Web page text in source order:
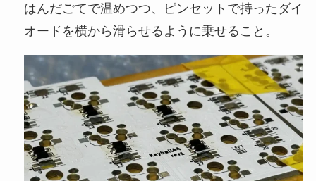
はんだごてで温めつつ、ピンセットで持ったダイ
オードを横から滑らせるように乗せること。